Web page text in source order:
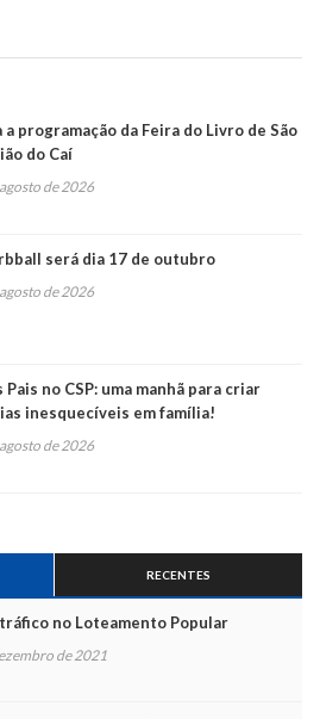
a programação da Feira do Livro de São
do Caí
de 2026
será dia 17 de outubro
de 2026
Pais no CSP: uma manhã para criar
inesquecíveis em família!
de 2026
RECENTES
no Loteamento Popular
de 2021